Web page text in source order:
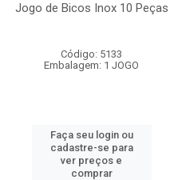
Jogo de Bicos Inox 10 Peças
Código: 5133
Embalagem: 1 JOGO
Faça seu login ou
cadastre-se para
ver preços e
comprar